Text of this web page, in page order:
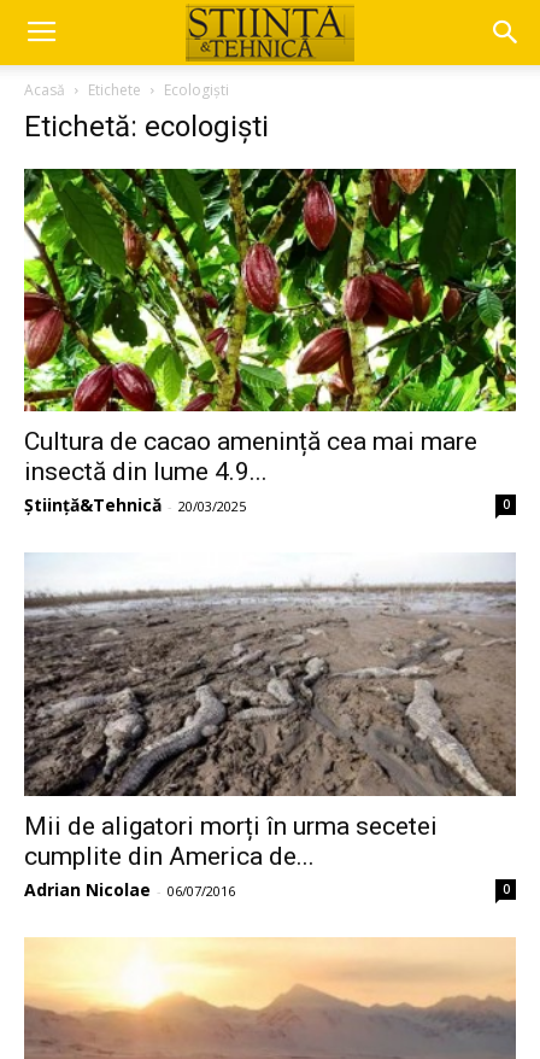
Acasă Etichete Ecologiști
Etichetă: ecologiști
Cultura de cacao amenință cea mai mare
insectă din lume 4.9...
Știință&Tehnică - 20/03/2025 0
Mii de aligatori morți în urma secetei
cumplite din America de...
Adrian Nicolae - 06/07/2016 0